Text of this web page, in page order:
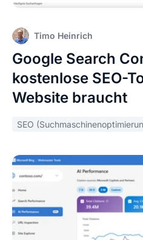
Timo Heinrich
Google Search
kostenlose SEO-
Website braucht
SEO